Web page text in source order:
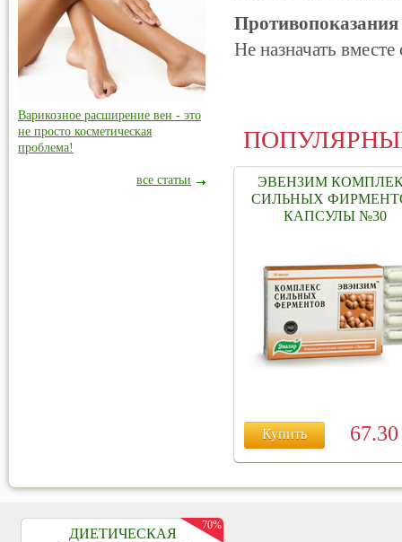
Противопоказания
Не назначать
ЭВЕНЗИМ
СИЛЬНЫХ
КАПСУЛЫ №30
Купить
Варикозное расширение вен - это
не просто косметическая
проблема!
все статьи
ДИЕТИЧЕСКАЯ
70%